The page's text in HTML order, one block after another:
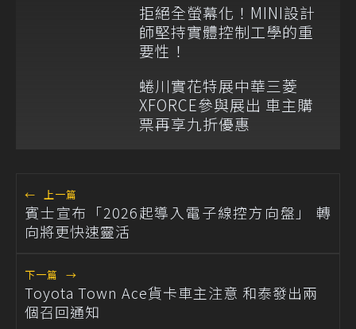
拒絕全螢幕化！MINI設計
師堅持實體控制工學的重
要性！
蜷川實花特展中華三菱
XFORCE參與展出 車主購
票再享九折優惠
← 上一篇
賓士宣布「2026起導入電子線控方向盤」 轉
向將更快速靈活
下一篇 →
Toyota Town Ace貨卡車主注意 和泰發出兩
個召回通知